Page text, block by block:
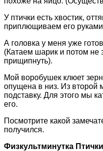
У птички есть хвостик,
приплющиваем его
А головка у меня уже
(Катаем шарик и потом не
прищипнуть).
Мой воробушек клюет
опущена в низ. Из второй
подставку. Для этого мы
его.
Посмотрите какой
получился.
Физкультминутка Птички